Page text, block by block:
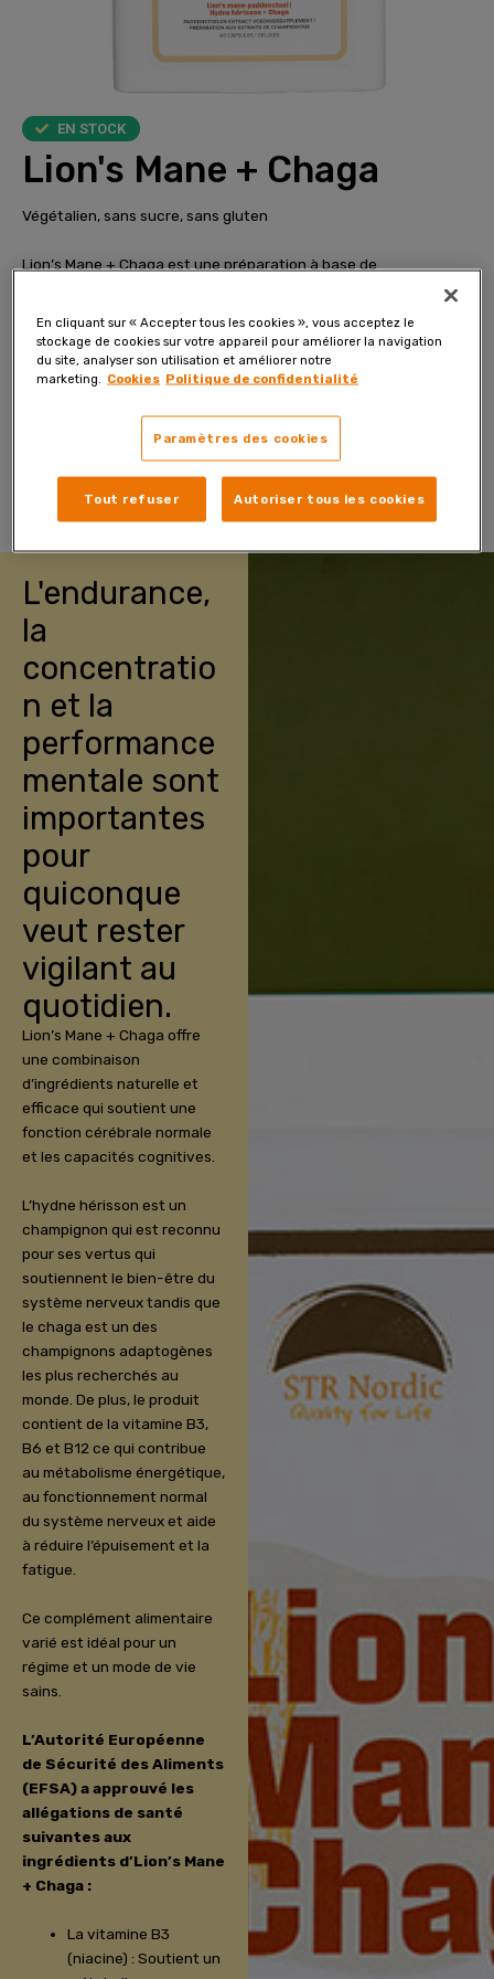
EN STOCK
Lion's Mane + Chaga
Végétalien, sans sucre, sans gluten
Lion’s Mane + Chaga est une préparation à base de
gélules contiennent également plusieurs genres de vitamines B
qui renforcent le bon fonctionnement du système nerveux, du
cerveau et réduisent l’épuisement.
Commandez maintenant
L'endurance,
la
concentratio
n et la
performance
mentale sont
importantes
pour
quiconque
veut rester
vigilant au
quotidien.
Lion’s Mane + Chaga offre
une combinaison
d’ingrédients naturelle et
efficace qui soutient une
fonction cérébrale normale
et les capacités cognitives.
L’hydne hérisson est un
champignon qui est reconnu
pour ses vertus qui
soutiennent le bien-être du
système nerveux tandis que
le chaga est un des
champignons adaptogènes
les plus recherchés au
monde. De plus, le produit
contient de la vitamine B3,
B6 et B12 ce qui contribue
au métabolisme énergétique,
au fonctionnement normal
du système nerveux et aide
à réduire l’épuisement et la
fatigue.
Ce complément alimentaire
varié est idéal pour un
régime et un mode de vie
sains.
L’Autorité Européenne
de Sécurité des Aliments
(EFSA) a approuvé les
allégations de santé
suivantes aux
ingrédients d’Lion’s Mane
+ Chaga :
La vitamine B3
(niacine) : Soutient un
En cliquant sur « Accepter tous les cookies », vous acceptez le
stockage de cookies sur votre appareil pour améliorer la navigation
du site, analyser son utilisation et améliorer notre
marketing.
Cookies Politique de confidentialité
Paramètres des cookies
Tout refuser Autoriser tous les cookies